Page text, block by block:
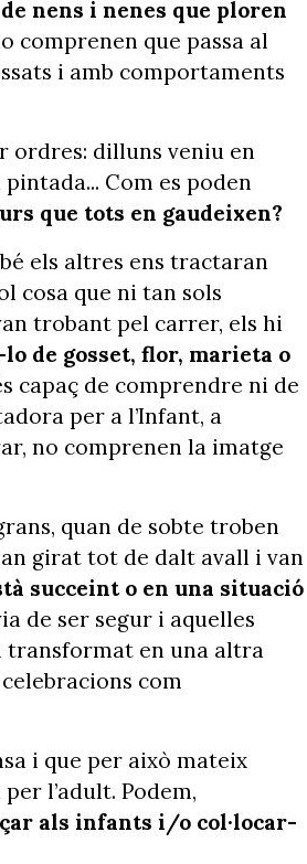
nens i nenes que ploren
comprenen que passa al
i amb comportaments
ordres: dilluns veniu en
Com es poden
que tots en gaudeixen?
els altres ens tractaran
cosa que ni tan sols
trobant pel carrer, els hi
de gosset, flor, marieta o
capaç de comprendre ni de
per a l’Infant, a
no comprenen la imatge
quan de sobte troben
girat tot de dalt avall i van
succeint o en una situació
de ser segur i aquelles
transformat en una altra
com
i que per això mateix
l’adult. Podem,
als infants i/o col·locar-